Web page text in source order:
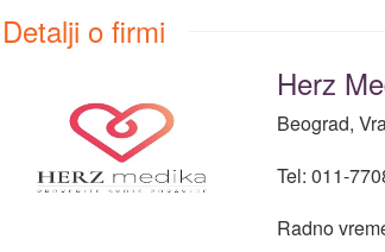
Detalji o firmi
Herz
Beograd,
Tel: 011-
Radno